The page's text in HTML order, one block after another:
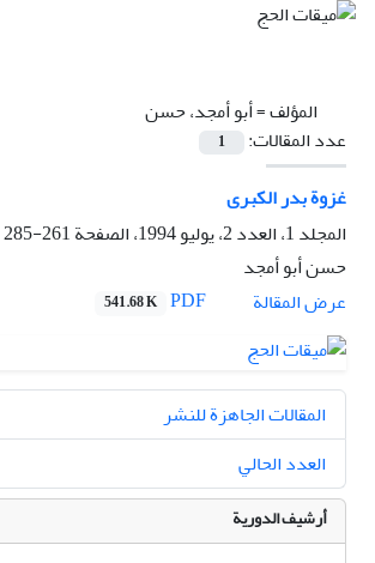
المؤلف =أبو أمجد، حسن
عدد المقالات:
1
غزوة بدر الکبرى
المجلد 1، العدد 2، يوليو 1994، الصفحة
261-285
حسن أبو أمجد
عرض المقالة
541.68 K
المقالات الجاهزة للنشر
العدد الحالي
أرشيف الدورية